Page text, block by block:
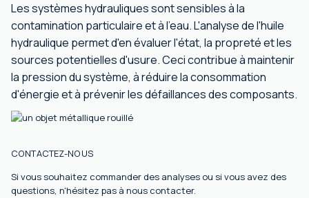
Les systèmes hydrauliques sont sensibles à la
contamination particulaire et à l'eau. L'analyse de l'huile
hydraulique permet d'en évaluer l'état, la propreté et les
sources potentielles d'usure. Ceci contribue à maintenir
la pression du système, à réduire la consommation
d'énergie et à prévenir les défaillances des composants.
CONTACTEZ-NOUS
Si vous souhaitez commander des analyses ou si vous avez des
questions, n'hésitez pas à nous contacter.